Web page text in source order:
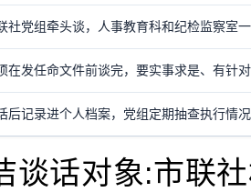
社党组牵头谈，人事教育科和纪检监察室
在发任命文件前谈完，要实事求是、有针
后记录进个人档案，党组定期抽查执行情
谈话对象:市联